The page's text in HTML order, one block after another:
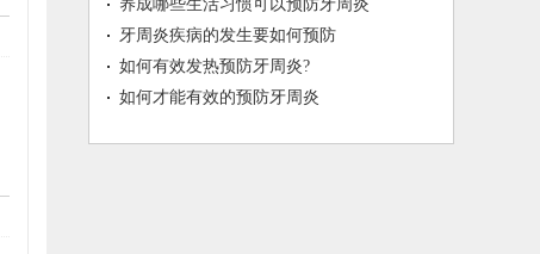
养成哪些生活习惯可以预防牙周炎
牙周炎疾病的发生要如何预防
如何有效发热预防牙周炎?
如何才能有效的预防牙周炎